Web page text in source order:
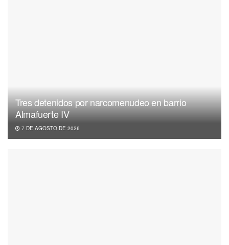
Tres detenidos por narcomenudeo en barrio
Almafuerte IV
7 DE AGOSTO DE 2026